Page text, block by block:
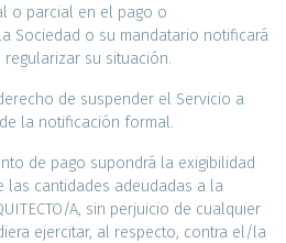
o parcial en el pago o
Sociedad o su mandatario notificará
regularizar su situación.
de suspender el Servicio a
la notificación formal.
de pago supondrá la exigibilidad
las cantidades adeudadas a la
A, sin perjuicio de cualquier
ejercitar, al respecto, contra el/la